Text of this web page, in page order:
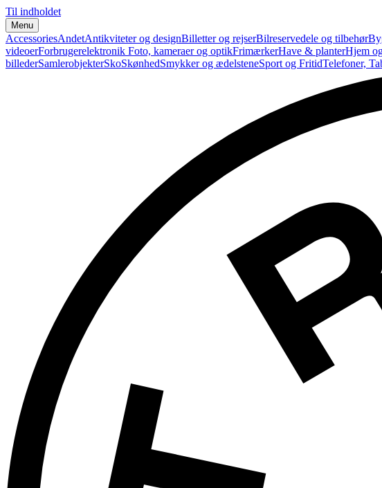
Til indholdet
Menu
AccessoriesAndetAntikviteter og designBilletter og rejserBilreservedele og tilbehør
videoerForbrugerelektronik Foto, kameraer og optikFrimærkerHave & planterHjem
billederSamlerobjekterSkoSkønhedSmykker og ædelsteneSport og FritidTelefoner,